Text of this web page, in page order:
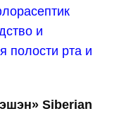
Siberian